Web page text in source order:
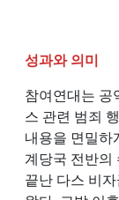
성과와 의미
참여연대는 공
스 관련 범죄
내용을 면밀하
계당국 전반의
끝난 다스 비